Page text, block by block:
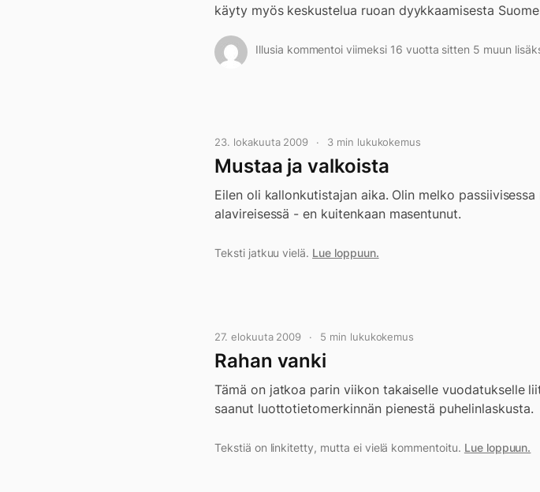
käyty myös keskustelua ruoan dyykkaamisesta
Illusia kommentoi viimeksi 16 vuotta sitten 5 muun
23. lokakuuta 2009 3 min lukukokemus
Mustaa ja valkoista
Eilen oli kallonkutistajan aika. Olin melko
alavireisessä - en kuitenkaan masentunut.
Teksti jatkuu vielä. Lue loppuun.
27. elokuuta 2009 5 min lukukokemus
Rahan vanki
Tämä on jatkoa parin viikon takaiselle vuodatukselle
saanut luottotietomerkinnän pienestä puhelinlaskusta.
Tekstiä on linkitetty, mutta ei vielä kommentoitu. Lue loppuun.